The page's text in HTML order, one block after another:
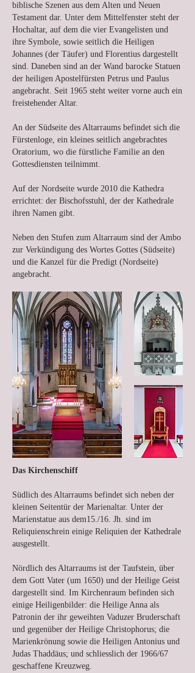
biblische Szenen aus dem Alten und Neuen
Testament dar. Unter dem Mittelfenster steht der
Hochaltar, auf dem die vier Evangelisten und
ihre Symbole, sowie seitlich die Heiligen
Johannes (der Täufer) und Florentius dargestellt
sind. Daneben sind an der Wand barocke Statuen
der heiligen Apostelfürsten Petrus und Paulus
angebracht. Seit 1965 steht weiter vorne auch ein
freistehender Altar.
An der Südseite des Altarraums befindet sich die
Fürstenloge, ein kleines seitlich angebrachtes
Oratorium, wo die fürstliche Familie an den
Gottesdiensten teilnimmt.
Auf der Nordseite wurde 2010 die Kathedra
errichtet: der Bischofsstuhl, der der Kathedrale
ihren Namen gibt.
Neben den Stufen zum Altarraum sind der Ambo
zur Verkündigung des Wortes Gottes (Südseite)
und die Kanzel für die Predigt (Nordseite)
angebracht.
Das Kirchenschiff
Südlich des Altarraums befindet sich neben der
kleinen Seitentür der Marienaltar. Unter der
Marienstatue aus dem15./16. Jh. sind im
Reliquienschrein einige Reliquien der Kathedrale
ausgestellt.
Nördlich des Altarraums ist der Taufstein, über
dem Gott Vater (um 1650) und der Heilige Geist
dargestellt sind. Im Kirchenraum befinden sich
einige Heiligenbilder: die Heilige Anna als
Patronin der ihr geweihten Vaduzer Bruderschaft
und gegenüber der Heilige Christophorus; die
Marienkrönung sowie die Heiligen Antonius und
Judas Thaddäus; und schliesslich der 1966/67
geschaffene Kreuzweg.